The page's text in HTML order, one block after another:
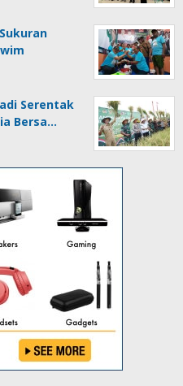
Serentak
Bersa…